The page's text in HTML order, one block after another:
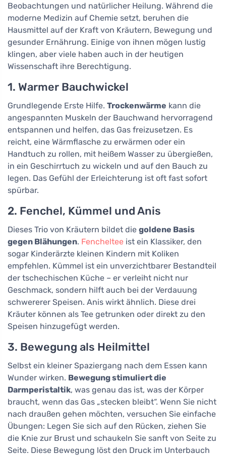
Beobachtungen und natürlicher Heilung. Während die
moderne Medizin auf Chemie setzt, beruhen die
Hausmittel auf der Kraft von Kräutern, Bewegung und
gesunder Ernährung. Einige von ihnen mögen lustig
klingen, aber viele haben auch in der heutigen
Wissenschaft ihre Berechtigung.
1. Warmer Bauchwickel
Grundlegende Erste Hilfe. Trockenwärme kann die
angespannten Muskeln der Bauchwand hervorragend
entspannen und helfen, das Gas freizusetzen. Es
reicht, eine Wärmflasche zu erwärmen oder ein
Handtuch zu rollen, mit heißem Wasser zu übergießen,
in ein Geschirrtuch zu wickeln und auf den Bauch zu
legen. Das Gefühl der Erleichterung ist oft fast sofort
spürbar.
2. Fenchel, Kümmel und Anis
Dieses Trio von Kräutern bildet die goldene Basis
gegen Blähungen. Fencheltee ist ein Klassiker, den
sogar Kinderärzte kleinen Kindern mit Koliken
empfehlen. Kümmel ist ein unverzichtbarer Bestandteil
der tschechischen Küche – er verleiht nicht nur
Geschmack, sondern hilft auch bei der Verdauung
schwererer Speisen. Anis wirkt ähnlich. Diese drei
Kräuter können als Tee getrunken oder direkt zu den
Speisen hinzugefügt werden.
3. Bewegung als Heilmittel
Selbst ein kleiner Spaziergang nach dem Essen kann
Wunder wirken. Bewegung stimuliert die
Darmperistaltik, was genau das ist, was der Körper
braucht, wenn das Gas „stecken bleibt“. Wenn Sie nicht
nach draußen gehen möchten, versuchen Sie einfache
Übungen: Legen Sie sich auf den Rücken, ziehen Sie
die Knie zur Brust und schaukeln Sie sanft von Seite zu
Seite. Diese Bewegung löst den Druck im Unterbauch